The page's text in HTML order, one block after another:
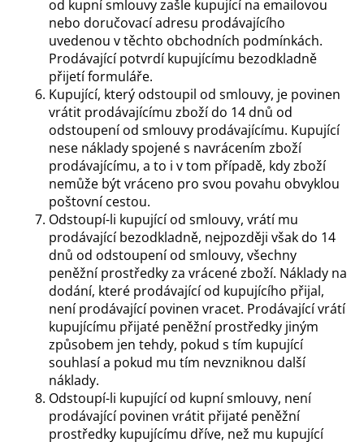
od kupní smlouvy zašle kupující na emailovou
nebo doručovací adresu prodávajícího
uvedenou v těchto obchodních podmínkách.
Prodávající potvrdí kupujícímu bezodkladně
přijetí formuláře.
Kupující, který odstoupil od smlouvy, je povinen
vrátit prodávajícímu zboží do 14 dnů od
odstoupení od smlouvy prodávajícímu. Kupující
nese náklady spojené s navrácením zboží
prodávajícímu, a to i v tom případě, kdy zboží
nemůže být vráceno pro svou povahu obvyklou
poštovní cestou.
Odstoupí-li kupující od smlouvy, vrátí mu
prodávající bezodkladně, nejpozději však do 14
dnů od odstoupení od smlouvy, všechny
peněžní prostředky za vrácené zboží. Náklady na
dodání, které prodávající od kupujícího přijal,
není prodávající povinen vracet. Prodávající vrátí
kupujícímu přijaté peněžní prostředky jiným
způsobem jen tehdy, pokud s tím kupující
souhlasí a pokud mu tím nevzniknou další
náklady.
Odstoupí-li kupující od kupní smlouvy, není
prodávající povinen vrátit přijaté peněžní
prostředky kupujícímu dříve, než mu kupující